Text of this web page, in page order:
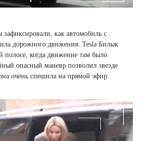
как автомобиль с
дорожного движения. Tesla Билык
полосе, когда движение там было
опасный маневр позволил звезде
очень спешила на прямой эфир.